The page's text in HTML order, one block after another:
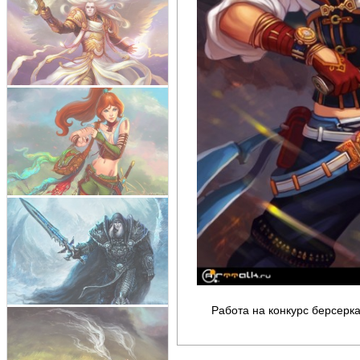
Работа на конкурс берсерка